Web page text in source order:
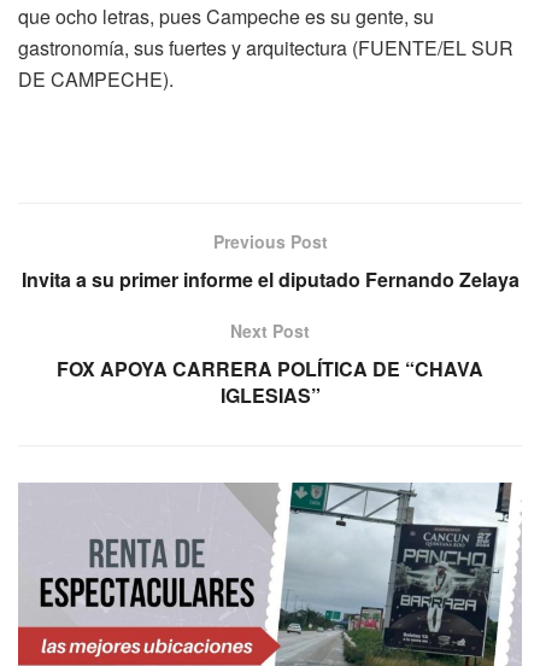
que ocho letras, pues Campeche es su gente, su
gastronomía, sus fuertes y arquitectura (FUENTE/EL SUR
DE CAMPECHE).
Previous Post
Invita a su primer informe el diputado Fernando Zelaya
Next Post
FOX APOYA CARRERA POLÍTICA DE “CHAVA
IGLESIAS”